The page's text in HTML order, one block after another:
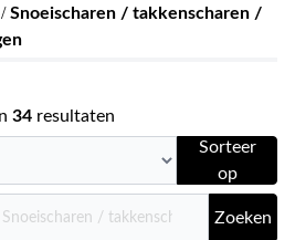
/Snoeischaren / takkenscharen /
34 resultaten
Sorteer
op
Zoeken